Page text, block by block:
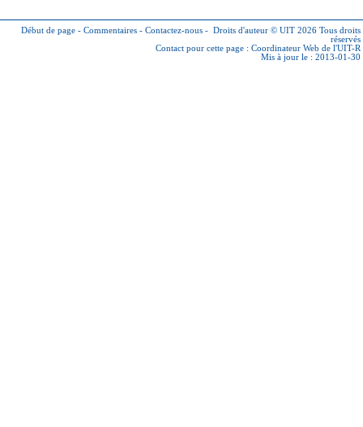
Début de page - Commentaires - Contactez-nous - Droits d'auteur © UIT 2026 Tous droits
réservés
Contact pour cette page : Coordinateur Web de l'UIT-R
Mis à jour le : 2013-01-30